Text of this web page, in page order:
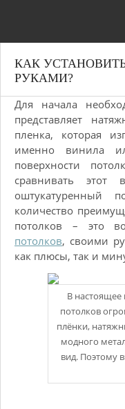
КАК
РУКАМИ?
Для начала
представляет
пленка, которая
именно винила
поверхности
сравнивать
оштукатуренный
количество
потолков – это
потолков, своими
как плюсы, так и
В
потолков
плёнки,
модного
вид. Поэтому